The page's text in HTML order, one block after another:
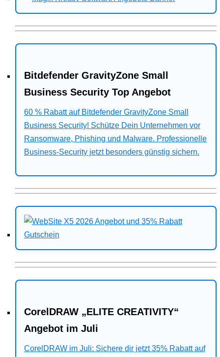
Bitdefender GravityZone Small
Business Security Top Angebot
60 % Rabatt auf Bitdefender GravityZone Small
Business Security! Schütze Dein Unternehmen vor
Ransomware, Phishing und Malware. Professionelle
Business-Security jetzt besonders günstig sichern.
CorelDRAW „ELITE CREATIVITY“
Angebot im Juli
CorelDRAW im Juli: Sichere dir jetzt 35% Rabatt auf